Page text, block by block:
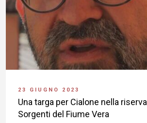
23 GIUGNO 2023
Una targa per Cialone nella riserva
Sorgenti del Fiume Vera